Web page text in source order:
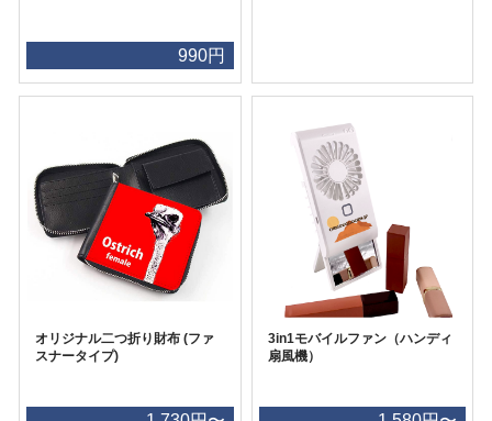
990円
オリジナル二つ折り財布 (ファ
スナータイプ)
3in1モバイルファン（ハンディ
扇風機）